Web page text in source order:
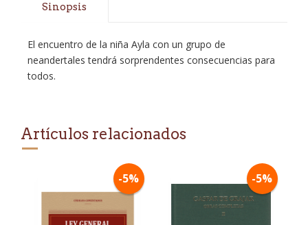
Sinopsis
El encuentro de la niña Ayla con un grupo de
neandertales tendrá sorprendentes consecuencias para
todos.
Artículos relacionados
-5% -5%